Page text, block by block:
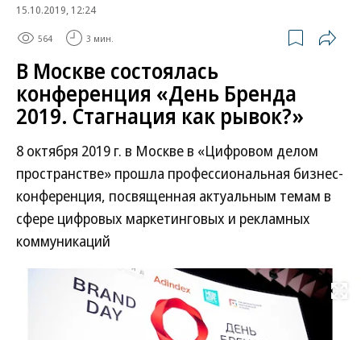
15.10.2019, 12:24
564 3 мин.
В Москве состоялась
конференция «День Бренда
2019. Стагнация как рывок?»
8 октября 2019 г. в Москве в «Цифровом делом
пространстве» прошла профессиональная бизнес-
конференция, посвященная актуальным темам в
сфере цифровых маркетинговых и рекламных
коммуникаций